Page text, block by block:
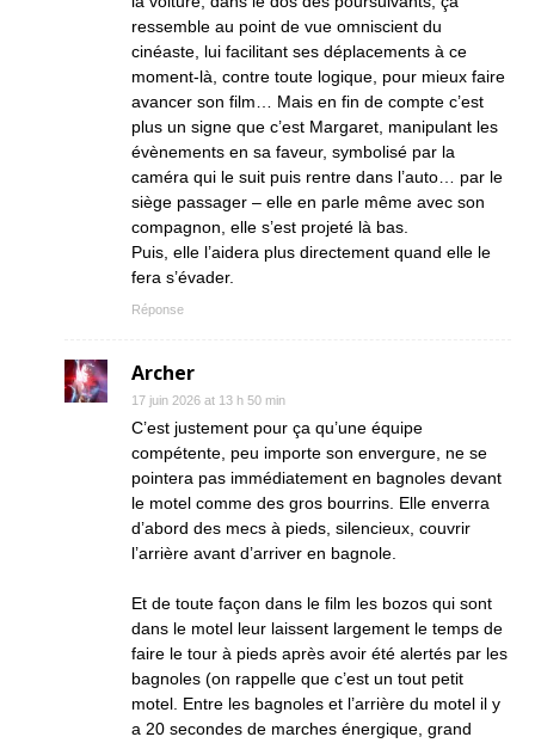
ressemble au point de vue omniscient du
cinéaste, lui facilitant ses déplacements à ce
moment-là, contre toute logique, pour mieux faire
avancer son film… Mais en fin de compte c’est
plus un signe que c’est Margaret, manipulant les
évènements en sa faveur, symbolisé par la
caméra qui le suit puis rentre dans l’auto… par le
siège passager – elle en parle même avec son
compagnon, elle s’est projeté là bas.
Puis, elle l’aidera plus directement quand elle le
fera s’évader.
Réponse
Archer
17 juin 2026 at 13 h 50 min
C’est justement pour ça qu’une équipe
compétente, peu importe son envergure, ne se
pointera pas immédiatement en bagnoles devant
le motel comme des gros bourrins. Elle enverra
d’abord des mecs à pieds, silencieux, couvrir
l’arrière avant d’arriver en bagnole.
Et de toute façon dans le film les bozos qui sont
dans le motel leur laissent largement le temps de
faire le tour à pieds après avoir été alertés par les
bagnoles (on rappelle que c’est un tout petit
motel. Entre les bagnoles et l’arrière du motel il y
a 20 secondes de marches énergique, grand